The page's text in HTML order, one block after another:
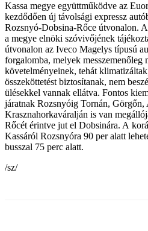
Kassa megye együttműködve az
kezdődően új távolsági expressz
Rozsnyó-Dobsina-Rőce útvonalon.
a megye elnöki szóvivőjének
útvonalon az Iveco Magelys típusú
forgalomba, melyek messzemenőleg
követelményeinek, tehát
összeköttetést biztosítanak, nem
ülésekkel vannak ellátva. Fontos
járatnak Rozsnyóig Tornán, Görgőn,
Krasznahorkaváralján is van
Rőcét érintve jut el Dobsinára. A
Kassáról Rozsnyóra 90 per alatt
busszal 75 perc alatt.
/sz/